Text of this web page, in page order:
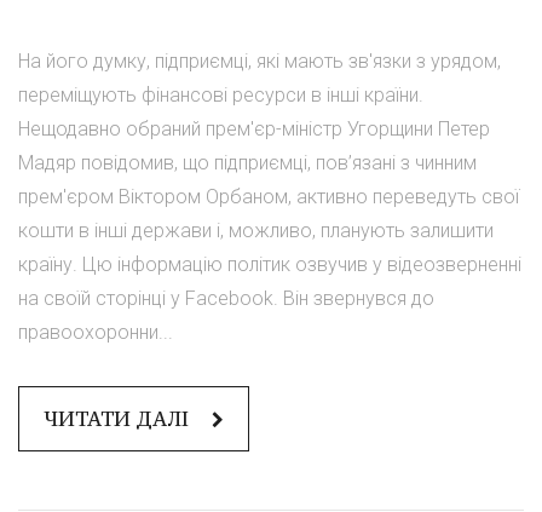
На його думку, підприємці, які мають зв'язки з урядом,
переміщують фінансові ресурси в інші країни.
Нещодавно обраний прем'єр-міністр Угорщини Петер
Мадяр повідомив, що підприємці, пов’язані з чинним
прем'єром Віктором Орбаном, активно переведуть свої
кошти в інші держави і, можливо, планують залишити
країну. Цю інформацію політик озвучив у відеозверненні
на своїй сторінці у Facebook. Він звернувся до
правоохоронни...
ЧИТАТИ ДАЛІ